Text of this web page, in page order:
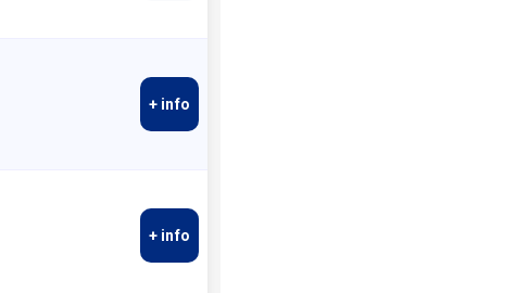
+ info
+ info